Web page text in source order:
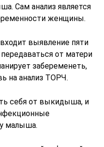
Сам анализ является
женщины.
выявление пяти
от матери
забеременеть,
на анализ ТОРЧ.
себя от выкидыша, и
малыша.